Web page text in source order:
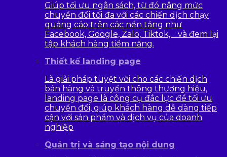
Giúp tối ưu ngân sách, từ đó nâng mức
chuyển đổi tối đa với các chiến dịch chạy
quảng cáo trên các nền tảng như
Facebook, Google, Zalo, Tiktok,… và đem lại
tập khách hàng tiềm năng.
Thiết kế landing page
Là giải pháp tuyệt vời cho các chiến dịch
bán hàng và truyền thông thương hiệu,
landing page là công cụ đắc lực để tối ưu
chuyển đổi, giúp khách hàng dễ dàng tiếp
cận với sản phẩm và dịch vụ của doanh
nghiệp
Quản trị và sáng tạo nội dung